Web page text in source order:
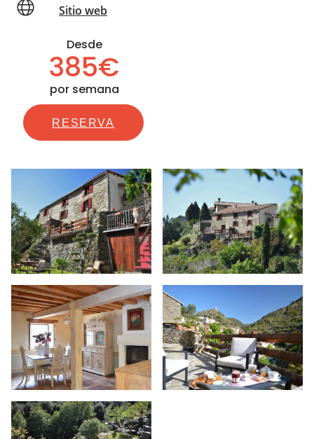
Sitio web
Desde
385€
por semana
RESERVA